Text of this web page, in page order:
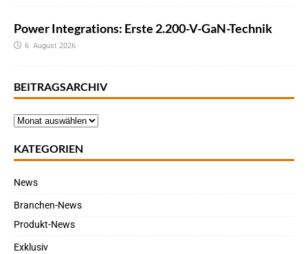
Power Integrations: Erste 2.200-V-GaN-Technik
6. August 2026
BEITRAGSARCHIV
KATEGORIEN
News
Branchen-News
Produkt-News
Exklusiv